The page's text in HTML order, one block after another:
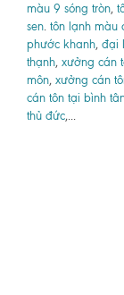
màu 9 sóng tròn,
sen tôn lạnh màu
phước khanh, đại
thạnh, xưởng cán
môn, xưởng cán
cán tôn tại bình
thủ đức,...